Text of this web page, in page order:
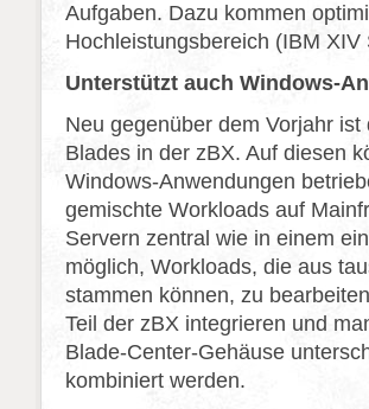
Aufgaben. Dazu kommen
Hochleistungsbereich (IBM
Unterstützt auch Windows-
Neu gegenüber dem Vorjahr
Blades in der zBX. Auf diesen
Windows-Anwendungen
gemischte Workloads auf
Servern zentral wie in einem
möglich, Workloads, die aus
stammen können, zu
Teil der zBX integrieren und
Blade-Center-Gehäuse
kombiniert werden.